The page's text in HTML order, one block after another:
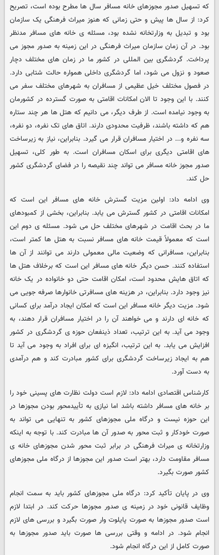
که تسهیل صدور مجوزهای خانه مسافر سال ها مطرح بوده است، تصریح
کرد: از سال ها پیش و حتی زمانی که هنوز میراث فرهنگی یک سازمان
بود و تبدیل به وزارتخانه نشده بود، مسئله ی خانه های مسافر مدنظر
بود. در آن زمان سازمان میراث فرهنگی در این زمینه به صدور مجوز می
پرداخت. گردشگری بین المللی در کشور ما در زمان های مختلف دچار
صعود و نزول می شود، اما گردشگری داخلی همواره حالت شتابی دارد.
در فصول مختلف خیل عظیمی از مسافران به شهرهای مختلف سفر می
کنند. با این وجود تا الان امکانات اقامتی به صورت گسترده در کشورمان
به وجود نیامده است. از طرف دیگر، می دانیم که هتل ها هر چند ستاره
هم که داشته باشند، ظرفیت محدودی دارند. اتاق های تک نفره، دو نفره،
سه نفره و... در اختیار مسافران قرار می گیرد. بنابراین، نیاز به زیرساخت
های اقامتی دیگری برای اسکان مسافران است. به طور کلی، تسهیل
صدور مجوز خانه مسافر می تواند چند نقیصه را در فضای گردشگری کشور
حل کند.
وی ادامه داد: اولین مزیت گسترش خانه های مسافر این است که
امکانات اقامتی در کشور گسترش می یابد. بنابراین، بخشی از کمبودهای
ما در بحث اقامت در شهرهای مختلف حل می شود. مسئله ی دوم این
است که معمولاً قیمت خانه های مسافر نسبت به هتل ها کمتر است،
بنابراین، مسافرانی که وضعیت مالی معمولی دارند می توانند از آن ها
استفاده کنند. حسن دیگر خانه های مسافر این است که برخلاف هتل ها
که اتاق هایش محدود است، امکان اقامت حتی دو خانواده در یک خانه
نیز وجود دارد. بنابراین، در هزینه های مسافرتی خانوارها صرفه جویی می
شود. مزیت دیگر خانه مسافر این است که امکان ایجاد درآمد برای کسانی
که خانه ای دارند و می خواهند آن را در اختیار مسافران قرار دهند، به
وجود می آید. به این ترتیب، تعداد ذینفعان حوزه ی گردشگری در کشور
افزایش می یابد. به این ترتیب، انگیزه ای برای افراد به وجود می آید تا
هم به ایجاد زیرساخت گردشگری برای کشور مبادرت کند و هم درآمدی
به دست آورد.
کارشناس اقتصادی ادامه داد: لازم است دولت نظارت های پسینی خود را
بر خانه های مسافر داشته باشد اما نیازی به تأییدمحور بودن مجوزها در
این حوزه نیست و درگاه ملی مجوزهای کشور به تنهایی می تواند به
صورت خودکار و ثبت محور به صدور آن ها مبادرت کند. با توجه به اینکه
وزارتخانه ی میراث فرهنگی در برابر ثبت محور شدن مجوزهای خانه ی
مسافر مقاومت دارد، بهتر است صدور این مجوزها از درگاه ملی مجوزهای
کشور صورت بگیرد.
وی در پایان تأکید کرد: درگاه ملی مجوزهای کشور باید به سمت انجام
وظایف قانونی خود در زمینه ی صدور مجوزها حرکت کند. در ابتدا لازم
است صدور مجوزها به صورت پایلوت وار صورت بگیرد و بررسی های لازم
انجام شود. در ادامه و وقتی بررسی ها صورت باید صدور مجوزها به
صورت کامل از این درگاه انجام شود.